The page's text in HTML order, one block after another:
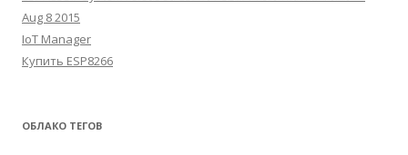
Aug 8 2015
IoT Manager
Купить ESP8266
ОБЛАКО ТЕГОВ